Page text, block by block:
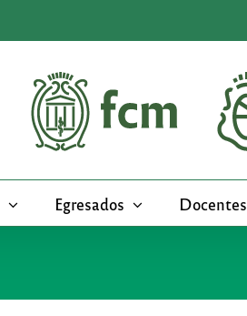
Egresados Docentes